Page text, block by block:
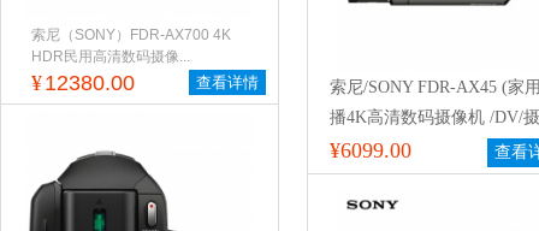
索尼（SONY）FDR-AX700 4K
HDR民用高清数码摄像...
¥12380.00 查看详情
索尼/SONY FDR-AX45 (家
播4K高清数码摄像机 /DV/
机/录像机 5轴防抖)
¥6099.00 查看